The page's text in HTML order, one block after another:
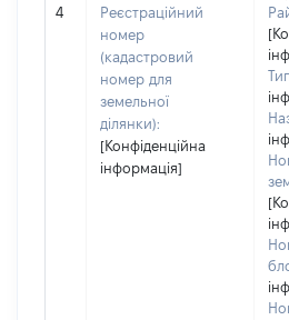
4
Реєстраційний
номер
(кадастровий
номер для
земельної
ділянки):
[Конфіденційна
інформація]